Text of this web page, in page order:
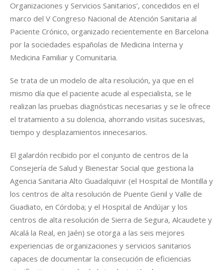
Organizaciones y Servicios Sanitarios’, concedidos en el
marco del V Congreso Nacional de Atención Sanitaria al
Paciente Crónico, organizado recientemente en Barcelona
por la sociedades españolas de Medicina Interna y
Medicina Familiar y Comunitaria.
Se trata de un modelo de alta resolución, ya que en el
mismo día que el paciente acude al especialista, se le
realizan las pruebas diagnósticas necesarias y se le ofrece
el tratamiento a su dolencia, ahorrando visitas sucesivas,
tiempo y desplazamientos innecesarios.
El galardón recibido por el conjunto de centros de la
Consejería de Salud y Bienestar Social que gestiona la
Agencia Sanitaria Alto Guadalquivir (el Hospital de Montilla y
los centros de alta resolución de Puente Genil y Valle de
Guadiato, en Córdoba; y el Hospital de Andújar y los
centros de alta resolución de Sierra de Segura, Alcaudete y
Alcalá la Real, en Jaén) se otorga a las seis mejores
experiencias de organizaciones y servicios sanitarios
capaces de documentar la consecución de eficiencias